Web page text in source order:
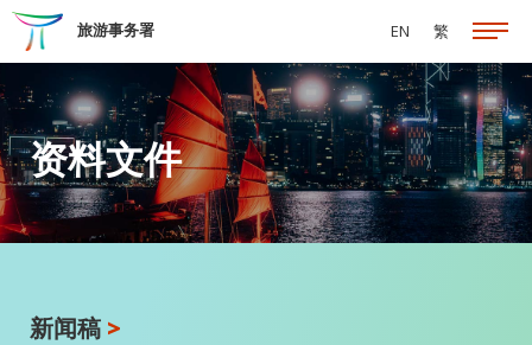
跳至主要内容
旅游事务署 EN 繁
资料文件
新闻稿 >